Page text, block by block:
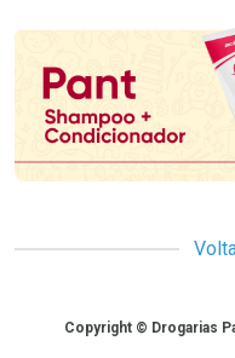
Promoção em
CopyrightCopyright © Drogarias